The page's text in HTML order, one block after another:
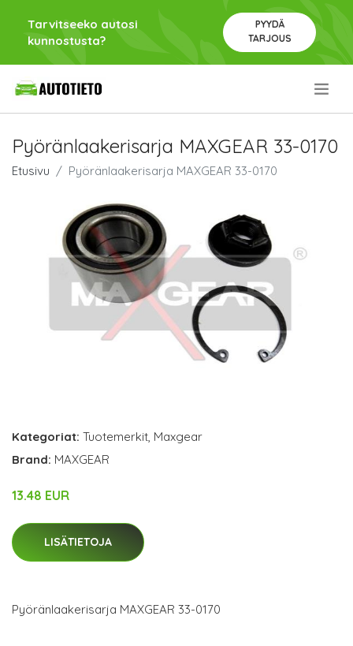
Tarvitseeko autosi
kunnostusta?
PYYDÄ
TARJOUS
Pyöränlaakerisarja MAXGEAR 33-0170
Etusivu Pyöränlaakerisarja MAXGEAR 33-0170
Kategoriat: Tuotemerkit, Maxgear
Brand: MAXGEAR
13.48 EUR
LISÄTIETOJA
Pyöränlaakerisarja MAXGEAR 33-0170